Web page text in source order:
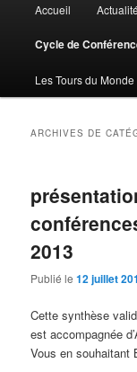
principal
Accueil
Cycle de
Les Tours du Monde
ARCHIVES DE
2013
Publié le12 juillet
Cette synthèse
est accompagnée
Vous en souhaitant